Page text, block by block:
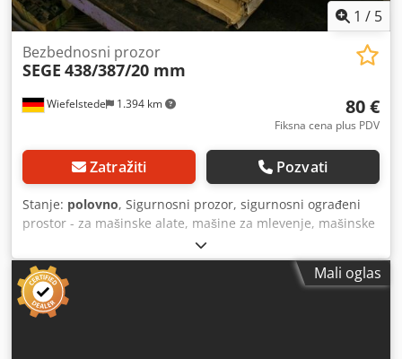
1 / 5
Wiefelstede 1.394 km
Bezbednosni prozor
SEGE 438/387/20 mm
80 €
Fiksna cena plus PDV
Zatražiti Pozvati
Stanje: polovno, Sigurnosni prozor, sigurnosni ograđeni
prostor - za mašinske alate, mašine za mlevenje, mašinske
centre -rame: napravljen od nerđajućeg čelika Credpfsb A
Ntlox Acwsf Dimenzije: 387 x 438 mm -Ram: 475 x 425 mm
Debljina stakla: 20 mm -Broj: 8 diskova dostupno -Cena: po
komadu -Težina: 6 kg/piece
Mali oglas